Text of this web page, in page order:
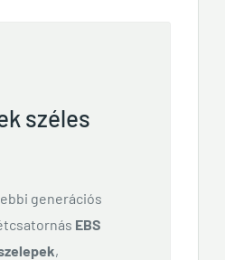
széles
generációs
EBS
,